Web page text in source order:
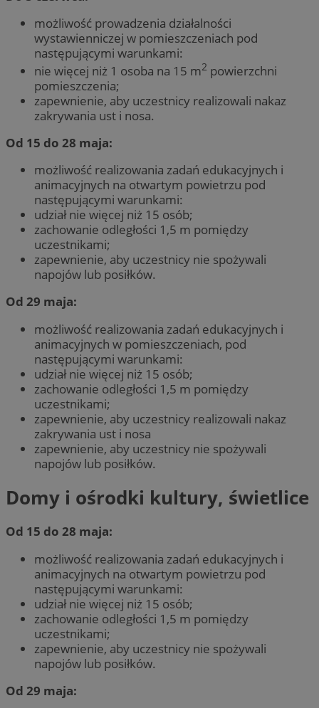
możliwość prowadzenia działalności
wystawienniczej w pomieszczeniach pod
następującymi warunkami:
nie więcej niż 1 osoba na 15 m2 powierzchni
pomieszczenia;
zapewnienie, aby uczestnicy realizowali nakaz
zakrywania ust i nosa.
Od 15 do 28 maja:
możliwość realizowania zadań edukacyjnych i
animacyjnych na otwartym powietrzu pod
następującymi warunkami:
udział nie więcej niż 15 osób;
zachowanie odległości 1,5 m pomiędzy
uczestnikami;
zapewnienie, aby uczestnicy nie spożywali
napojów lub posiłków.
Od 29 maja:
możliwość realizowania zadań edukacyjnych i
animacyjnych w pomieszczeniach, pod
następującymi warunkami:
udział nie więcej niż 15 osób;
zachowanie odległości 1,5 m pomiędzy
uczestnikami;
zapewnienie, aby uczestnicy realizowali nakaz
zakrywania ust i nosa
zapewnienie, aby uczestnicy nie spożywali
napojów lub posiłków.
Domy i ośrodki kultury, świetlice
Od 15 do 28 maja:
możliwość realizowania zadań edukacyjnych i
animacyjnych na otwartym powietrzu pod
następującymi warunkami:
udział nie więcej niż 15 osób;
zachowanie odległości 1,5 m pomiędzy
uczestnikami;
zapewnienie, aby uczestnicy nie spożywali
napojów lub posiłków.
Od 29 maja: